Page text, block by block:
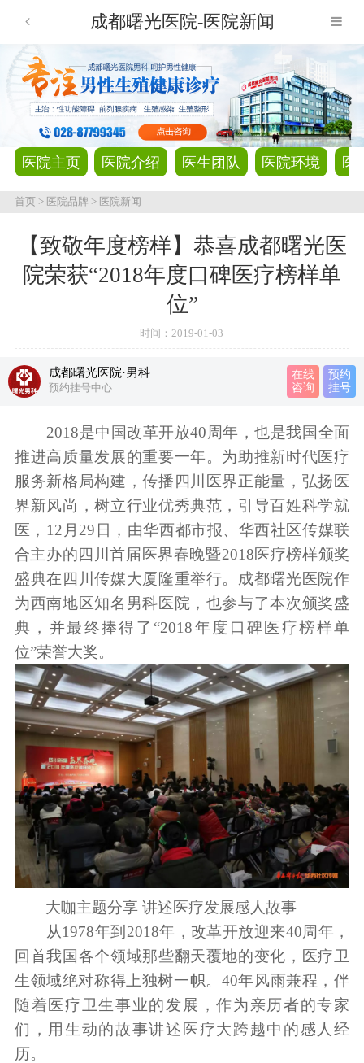
成都曙光医院-医院新闻
医院主页 医院介绍 医生团队 医院环境 医
首页> 医院品牌 > 医院新闻
【致敬年度榜样】恭喜成都曙光医
院荣获“2018年度口碑医疗榜样单
位”
时间：2019-01-03
成都曙光医院·男科
预约挂号中心
在线
咨询
预约
挂号
2018是中国改革开放40周年，也是我国全面
推进高质量发展的重要一年。为助推新时代医疗
服务新格局构建，传播四川医界正能量，弘扬医
界新风尚，树立行业优秀典范，引导百姓科学就
医，12月29日，由华西都市报、华西社区传媒联
合主办的四川首届医界春晚暨2018医疗榜样颁奖
盛典在四川传媒大厦隆重举行。成都曙光医院作
为西南地区知名男科医院，也参与了本次颁奖盛
典，并最终捧得了“2018年度口碑医疗榜样单
位”荣誉大奖。
大咖主题分享 讲述医疗发展感人故事
从1978年到2018年，改革开放迎来40周年，
回首我国各个领域那些翻天覆地的变化，医疗卫
生领域绝对称得上独树一帜。40年风雨兼程，伴
随着医疗卫生事业的发展，作为亲历者的专家
们，用生动的故事讲述医疗大跨越中的感人经
历。